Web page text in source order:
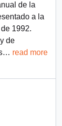
de la
a la
1992.
de
… read more